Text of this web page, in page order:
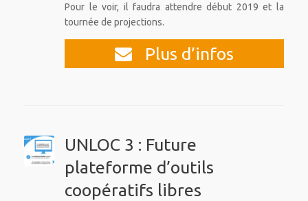
Pour le voir, il faudra attendre début 2019 et la
tournée de projections.
Plus d’infos
UNLOC 3 : Future
plateforme d’outils
coopératifs libres